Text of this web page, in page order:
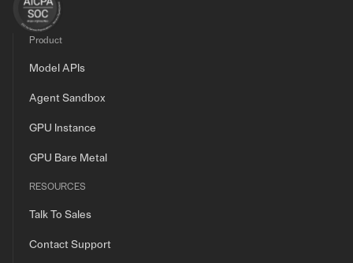
Product
Model APIs
Agent Sandbox
GPU Instance
GPU Bare Metal
RESOURCES
Talk To Sales
Contact Support